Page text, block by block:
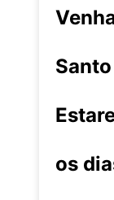
os